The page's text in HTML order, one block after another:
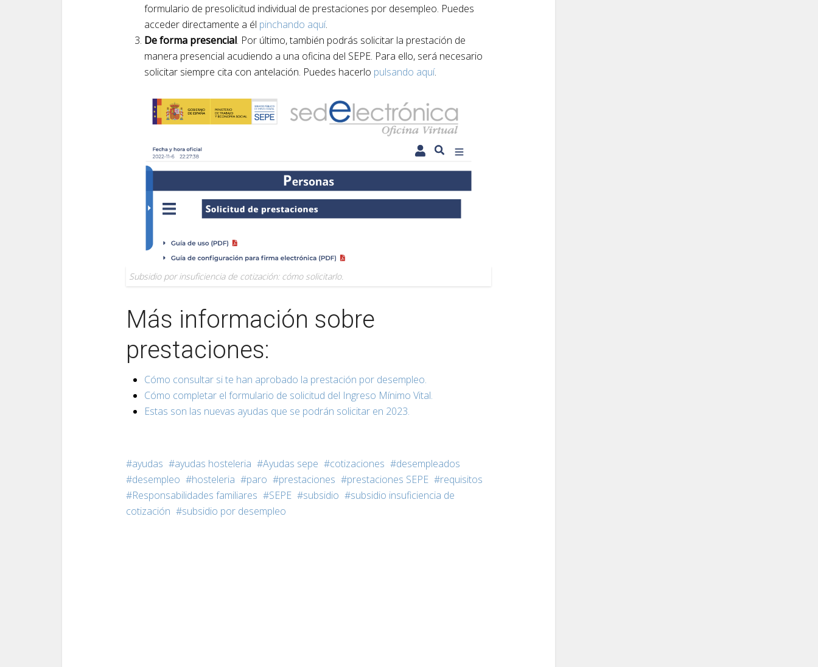
formulario de presolicitud individual de prestaciones por desempleo. Puedes
acceder directamente a él pinchando aquí.
De forma presencial. Por último, también podrás solicitar la prestación de
manera presencial acudiendo a una oficina del SEPE. Para ello, será necesario
solicitar siempre cita con antelación. Puedes hacerlo pulsando aquí.
Subsidio por insuficiencia de cotización: cómo solicitarlo.
Más información sobre
prestaciones:
Cómo consultar si te han aprobado la prestación por desempleo.
Cómo completar el formulario de solicitud del Ingreso Mínimo Vital.
Estas son las nuevas ayudas que se podrán solicitar en 2023.
ayudas ayudas hosteleria Ayudas sepe cotizaciones
desempleados
desempleo
hosteleria paro prestaciones prestaciones SEPE
requisitos
Responsabilidades familiares
SEPE subsidio
subsidio insuficiencia de
cotización
subsidio por desempleo